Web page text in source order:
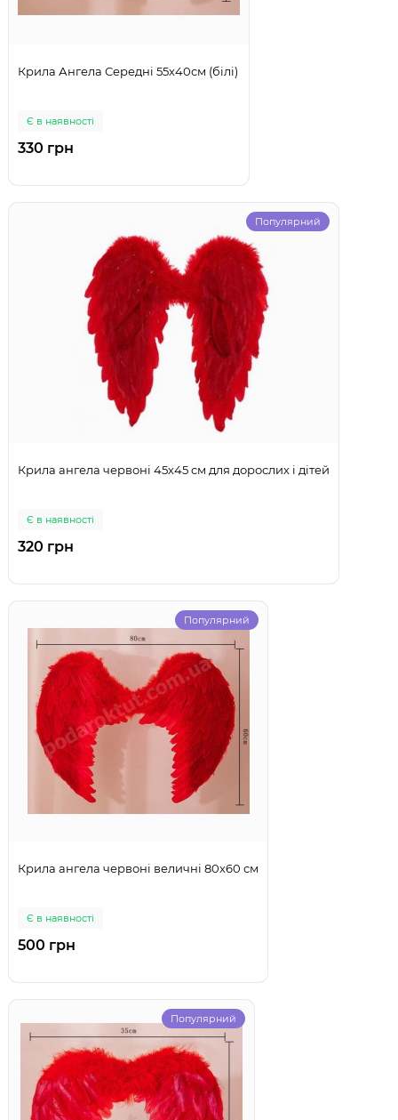
Крила Ангела Середні 55х40см (білі)
Є в наявності
330 грн
Популярний
Крила ангела червоні 45х45 см для дорослих і дітей
Є в наявності
320 грн
Популярний
Крила ангела червоні величні 80х60 см
Є в наявності
500 грн
Популярний